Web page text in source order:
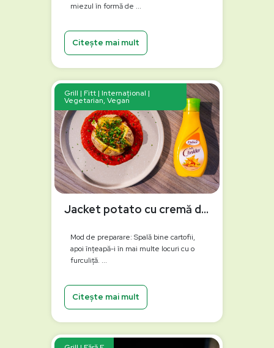
miezul în formă de ...
Citește mai mult
Grill | Fitt | Internațional |
Vegetarian, Vegan
Jacket potato cu cremă de ardei copți la grătar
Mod de preparare: Spală bine cartofii,
apoi înțeapă-i în mai multe locuri cu o
furculiță. ...
Citește mai mult